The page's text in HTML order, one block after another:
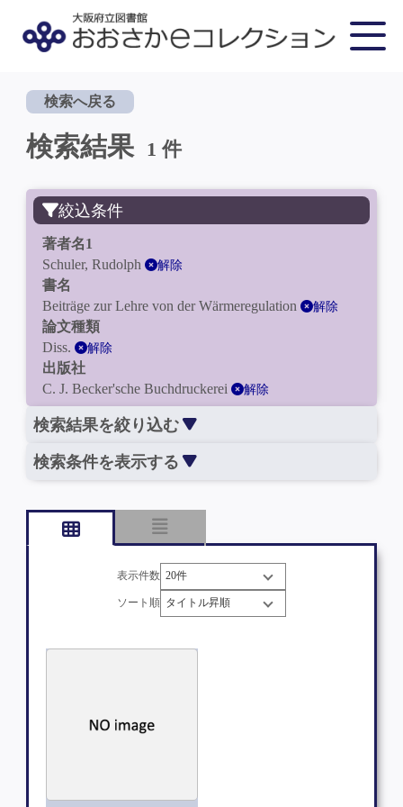
検索へ戻る
検索結果 1 件
絞込条件
著者名1
Schuler, Rudolph
解除
書名
Beiträge zur Lehre von der Wärmeregulation
解除
論文種類
Diss.
解除
出版社
C. J. Becker'sche Buchdruckerei
解除
検索結果を絞り込む
検索条件を表示する
表示件数
ソート順